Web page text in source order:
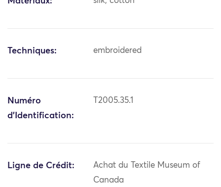
Techniques: embroidered
Numéro
d'Identification:
T2005.35.1
Ligne de Crédit:
Achat du Textile Museum of
Canada